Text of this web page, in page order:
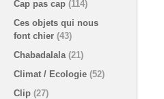
Cap pas cap (114)
Ces objets qui nous
font chier (43)
Chabadalala (21)
Climat / Ecologie (52)
Clip (27)